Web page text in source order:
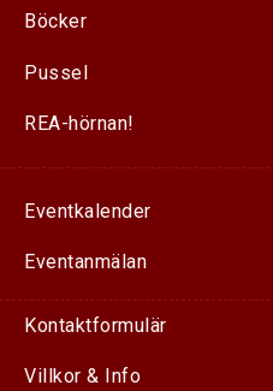
Böcker
Pussel
REA-hörnan!
Eventkalender
Eventanmälan
Kontaktformulär
Villkor & Info